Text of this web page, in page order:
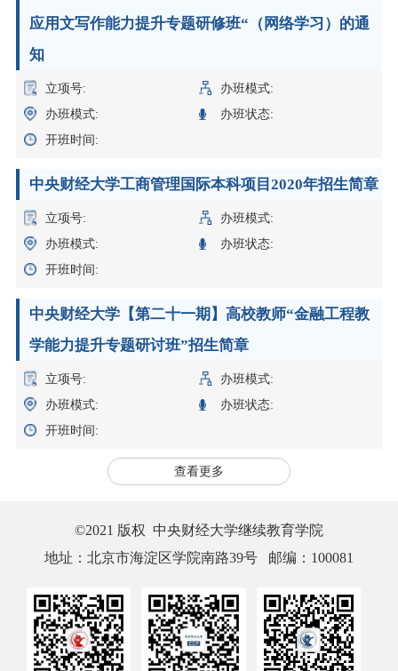
应用文写作能力提升专题研修班“（网络学习）的通
知
立项号:
办班模式:
办班模式:
办班状态:
开班时间:
中央财经大学工商管理国际本科项目2020年招生简章
立项号:
办班模式:
办班模式:
办班状态:
开班时间:
中央财经大学【第二十一期】高校教师“金融工程教
学能力提升专题研讨班”招生简章
立项号:
办班模式:
办班模式:
办班状态:
开班时间:
查看更多
©2021 版权 中央财经大学继续教育学院
地址：北京市海淀区学院南路39号 邮编：100081